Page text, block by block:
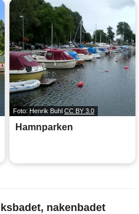
Foto: Henrik Buhl CC BY 3.0
Hamnparken
nakenbadet